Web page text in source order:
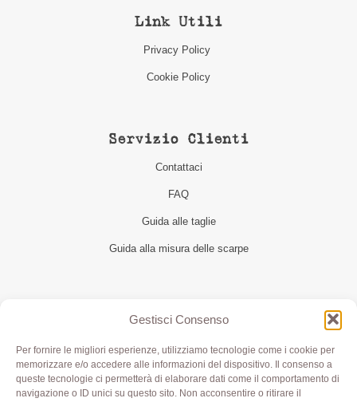
Gestisci Consenso
Per fornire le migliori esperienze, utilizziamo tecnologie come i cookie per
memorizzare e/o accedere alle informazioni del dispositivo. Il consenso a
queste tecnologie ci permetterà di elaborare dati come il comportamento di
navigazione o ID unici su questo sito. Non acconsentire o ritirare il
Link Utili
Privacy Policy
Cookie Policy
Servizio Clienti
Contattaci
FAQ
Guida alle taglie
Guida alla misura delle scarpe
Seguici